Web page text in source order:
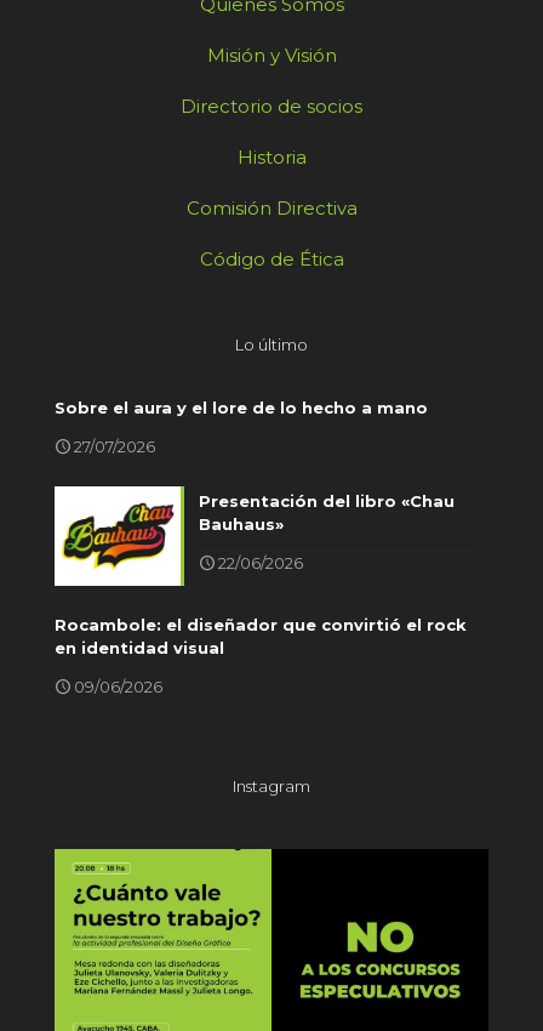
Misión y Visión
Directorio de socios
Historia
Comisión Directiva
Código de Ética
Lo último
Sobre el aura y el lore de lo hecho a mano
27/07/2026
Presentación del libro «Chau
Bauhaus»
22/06/2026
Rocambole: el diseñador que convirtió el rock
en identidad visual
09/06/2026
Instagram